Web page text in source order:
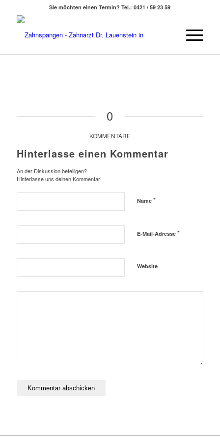
Sie möchten einen Termin? Tel.: 0421 / 59 23 59
0
KOMMENTARE
Hinterlasse einen Kommentar
An der Diskussion beteiligen?
Hinterlasse uns deinen Kommentar!
Name *
E-Mail-Adresse *
Website